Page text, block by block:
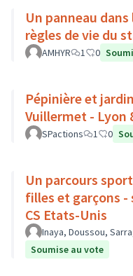
Un panneau
règles de vie du
AMHYR 1 0
Pépinière et
Vuillermet - Lyon
SPactions 1 0
Un parcours
filles et garçons -
CS Etats-Unis
Inaya, Doussou,
Soumise au vote